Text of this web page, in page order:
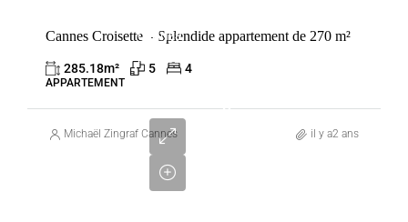
CANNES
FRANCE
Cannes Croisette – Splendide appartement de 270 m²
285.18m² 5 4
APPARTEMENT
Michaël Zingraf Cannes il y a2 ans
9